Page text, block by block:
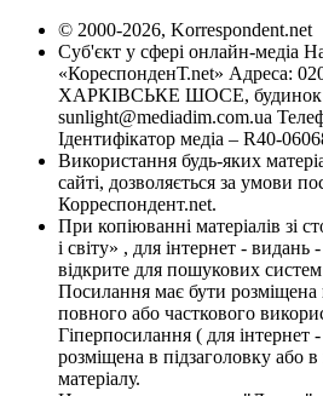
© 2000-2026, Korrespondent.net
Суб'єкт у сфері онлайн-медіа
«КореспонденТ.net» Адреса:
ХАРКІВСЬКЕ ШОСЕ, будинок
sunlight@mediadim.com.ua
Ідентифікатор медіа – R40-
Використання будь-яких
сайті, дозволяється за умови
Корреспондент.net.
При копіюванні матеріалів зі
і світу» , для інтернет - видань
відкрите для пошукових
Посилання має бути розміщена
повного або часткового
Гіперпосилання ( для
розміщена в підзаголовку або
матеріалу.